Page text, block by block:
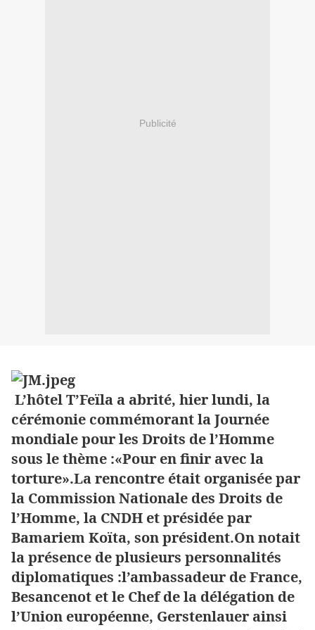
Publicité
L’hôtel T’Feïla a abrité, hier lundi, la
cérémonie commémorant la Journée
mondiale pour les Droits de l’Homme
sous le thème :«Pour en finir avec la
torture».La rencontre était organisée par
la Commission Nationale des Droits de
l’Homme, la CNDH et présidée par
Bamariem Koïta, son président.On notait
la présence de plusieurs personnalités
diplomatiques :l’ambassadeur de France,
Besancenot et le Chef de la délégation de
l’Union européenne, Gerstenlauer ainsi